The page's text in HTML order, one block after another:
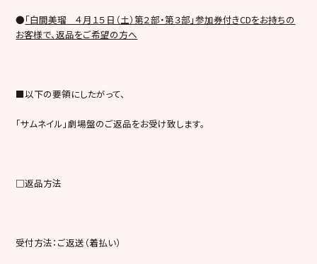
●「白間美瑠 ４月１５日（土）第２部・第３部」参加券付きCDをお持ちの
お客様で、返品をご希望の方へ
■以下の要領にしたがって、
「サムネイル」劇場盤のご返品をお受け致します。
□返品方法
受付方法：ご返送（着払い）